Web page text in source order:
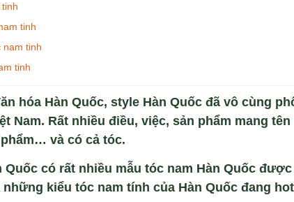
tinh
nam tinh
tinh
hóa Hàn Quốc, style Hàn Quốc đã vô cùng
Nam. Rất nhiều điều, việc, sản phẩm mang
và có cả tóc.
có rất nhiều mẫu tóc nam Hàn Quốc
những kiểu tóc nam tính của Hàn Quốc đang